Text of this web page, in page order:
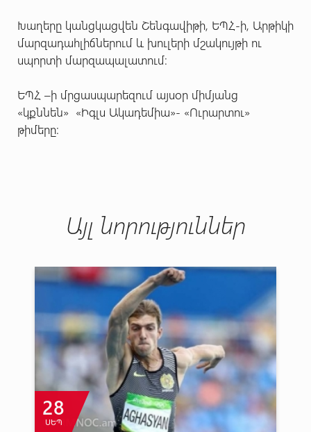
Խաղերը կանցկացվեն Շենգավիթի, ԵՊՀ-ի, Արթիկի
մարզադահլիճներում և խուլերի մշակույթի ու
սպորտի մարզապալատում։
ԵՊՀ –ի մրցասպարեզում այսօր միմյանց
«կքննեն» «Իգլս Ակադեմիա»- «Ուրարտու»
թիմերը:
Այլ նորություններ
28
ՍԵՊ